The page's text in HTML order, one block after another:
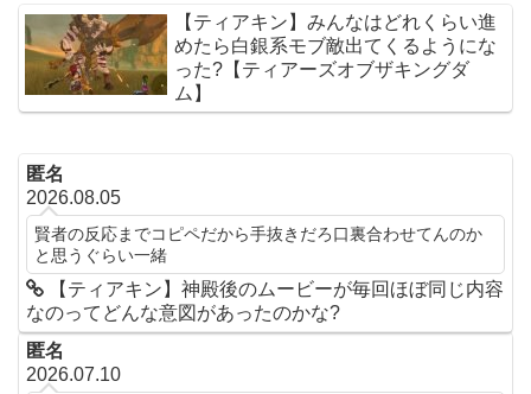
【ティアキン】みんなはどれくらい進
めたら白銀系モブ敵出てくるようにな
った?【ティアーズオブザキングダ
ム】
匿名
2026.08.05
賢者の反応までコピペだから手抜きだろ口裏合わせてんのか
と思うぐらい一緒
【ティアキン】神殿後のムービーが毎回ほぼ同じ内容
なのってどんな意図があったのかな?
匿名
2026.07.10